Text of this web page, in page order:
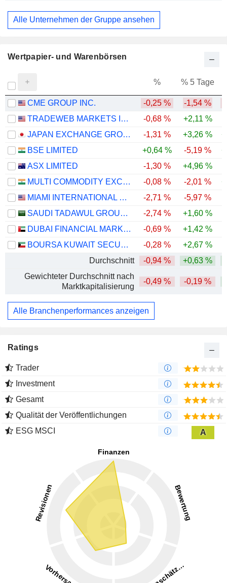
Investment Banks/Brokers
Alle Unternehmen der Gruppe ansehen
Wertpapier- und Warenbörsen
% % 5 Tage
CME GROUP INC. -0,25 % -1,54 %
TRADEWEB MARKETS INC.
-0,68 % +2,11 %
JAPAN EXCHANGE GROUP, INC.
-1,31 % +3,26 %
BSE LIMITED
+0,64 % -5,19 %
ASX LIMITED
-1,30 % +4,96 %
MULTI COMMODITY EXCHANGE OF INDIA LIMITED
-0,08 % -2,01 %
MIAMI INTERNATIONAL HOLDINGS, INC.
-2,71 %
-5,97 %
SAUDI TADAWUL GROUP HOLDING COMPANY
-2,74 % +1,60 %
DUBAI FINANCIAL MARKET
-0,69 % +1,42 %
BOURSA KUWAIT SECURITIES COMPANY K.P.S.C.
-0,28 % +2,67 %
Durchschnitt
-0,94 % +0,63 %
Gewichteter Durchschnitt nach
Marktkapitalisierung
-0,49 % -0,19 %
Alle Branchenperformances anzeigen
Ratings
Trader
Investment
Gesamt
Qualität der Veröffentlichungen
ESG MSCI
A